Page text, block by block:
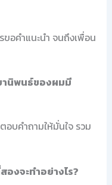
อคำแนะนำ จนถึงเพื่อน
านิพนธ์ของผมมี
อบคำถามให้มั่นใจ รวม
งจะทำอย่างไร?